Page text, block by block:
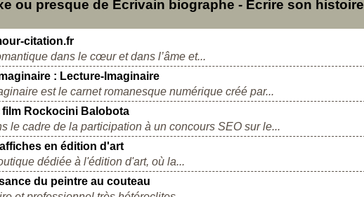
ou presque de Ecrivain biographe - Écrire son histoire
citation.fr
dans le cœur et dans l’âme et...
: Lecture-Imaginaire
est le carnet romanesque numérique créé par...
Rockocini Balobota
le cadre de la participation à un concours SEO sur le...
en édition d'art
dédiée à l'édition d'art, où la...
du peintre au couteau